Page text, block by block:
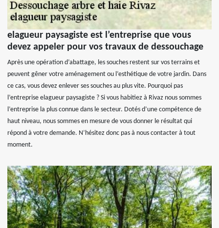
elagueur paysagiste est l’entreprise que vous
devez appeler pour vos travaux de dessouchage
Après une opération d’abattage, les souches restent sur vos terrains et
peuvent gêner votre aménagement ou l’esthétique de votre jardin. Dans
ce cas, vous devez enlever ses souches au plus vite. Pourquoi pas
l’entreprise elagueur paysagiste ? Si vous habitiez à Rivaz nous sommes
l’entreprise la plus connue dans le secteur. Dotés d’une compétence de
haut niveau, nous sommes en mesure de vous donner le résultat qui
répond à votre demande. N’hésitez donc pas à nous contacter à tout
moment.